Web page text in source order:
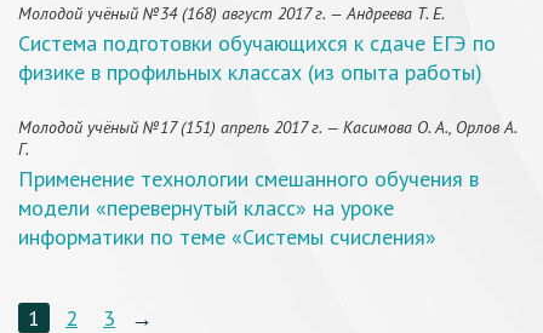
Молодой учёный №34 (168) август 2017 г. — Андреева Т. Е.
Система подготовки обучающихся к сдаче ЕГЭ по
физике в профильных классах (из опыта работы)
Молодой учёный №17 (151) апрель 2017 г. — Касимова О. А., Орлов А.
Г.
Применение технологии смешанного обучения в
модели «перевернутый класс» на уроке
информатики по теме «Системы счисления»
1 2 3 →